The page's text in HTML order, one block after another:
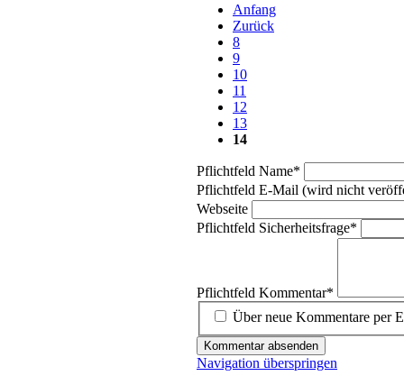
Anfang
Zurück
8
9
10
11
12
13
14
Pflichtfeld Name*
Pflichtfeld E-Mail (wird nicht
Webseite
Pflichtfeld Sicherheitsfrage*
Pflichtfeld Kommentar*
Über neue Kommentare per
Kommentar absenden
Navigation überspringen